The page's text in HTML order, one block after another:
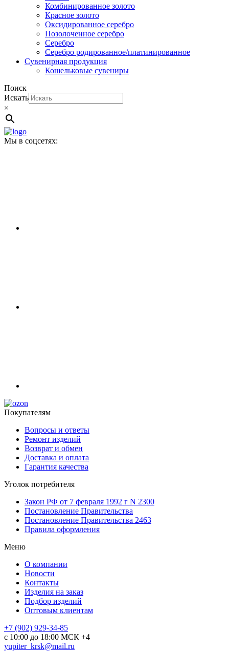
Комбинированное золото
Красное золото
Оксидированное серебро
Позолоченное серебро
Серебро
Серебро родированное/платинированное
Сувенирная продукция
Кошельковые сувениры
Поиск
Искать
×
Мы в соцсетях:
Покупателям
Вопросы и ответы
Ремонт изделий
Возврат и обмен
Доставка и оплата
Гарантия качества
Уголок потребителя
Закон РФ от 7 февраля 1992 г N 2300
Постановление Правительства
Постановление Правительства 2463
Правила оформления
Меню
О компании
Новости
Контакты
Изделия на заказ
Подбор изделий
Оптовым клиентам
+7 (902) 929-34-85
с 10:00 до 18:00 МСК +4
yupiter_krsk@mail.ru